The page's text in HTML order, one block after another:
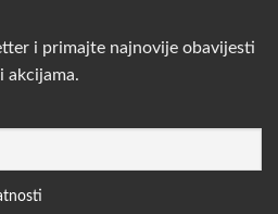
i primajte najnovije obavijesti
akcijama.